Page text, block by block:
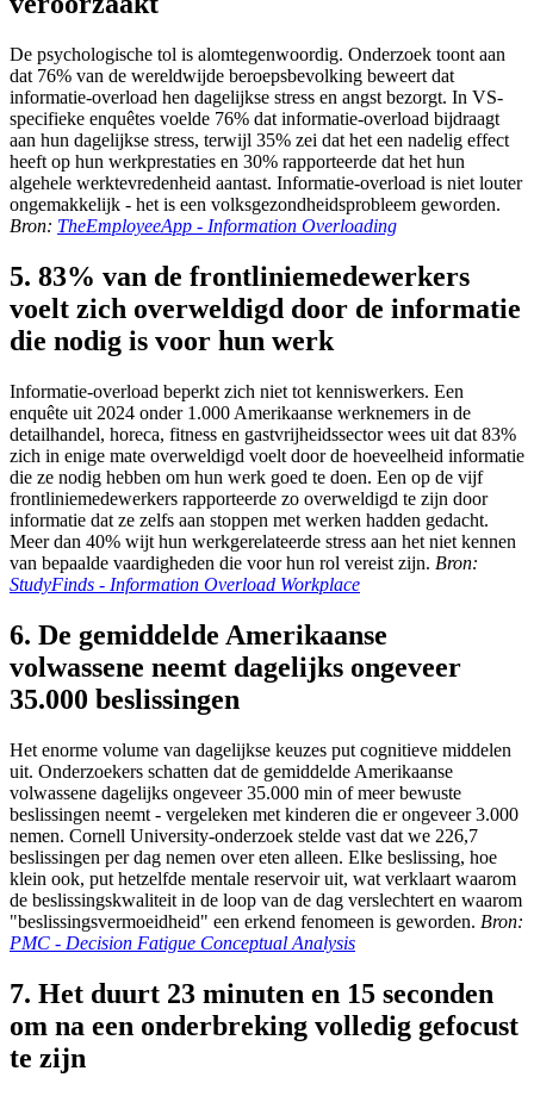
De psychologische tol is alomtegenwoordig. Onderzoek toont aan
dat 76% van de wereldwijde beroepsbevolking beweert dat
informatie-overload hen dagelijkse stress en angst bezorgt. In VS-
specifieke enquêtes voelde 76% dat informatie-overload bijdraagt
aan hun dagelijkse stress, terwijl 35% zei dat het een nadelig effect
heeft op hun werkprestaties en 30% rapporteerde dat het hun
algehele werktevredenheid aantast. Informatie-overload is niet louter
ongemakkelijk - het is een volksgezondheidsprobleem geworden.
Bron: TheEmployeeApp - Information Overloading
5. 83% van de frontliniemedewerkers
voelt zich overweldigd door de informatie
die nodig is voor hun werk
Informatie-overload beperkt zich niet tot kenniswerkers. Een
enquête uit 2024 onder 1.000 Amerikaanse werknemers in de
detailhandel, horeca, fitness en gastvrijheidssector wees uit dat 83%
zich in enige mate overweldigd voelt door de hoeveelheid informatie
die ze nodig hebben om hun werk goed te doen. Een op de vijf
frontliniemedewerkers rapporteerde zo overweldigd te zijn door
informatie dat ze zelfs aan stoppen met werken hadden gedacht.
Meer dan 40% wijt hun werkgerelateerde stress aan het niet kennen
van bepaalde vaardigheden die voor hun rol vereist zijn. Bron:
StudyFinds - Information Overload Workplace
6. De gemiddelde Amerikaanse
volwassene neemt dagelijks ongeveer
35.000 beslissingen
Het enorme volume van dagelijkse keuzes put cognitieve middelen
uit. Onderzoekers schatten dat de gemiddelde Amerikaanse
volwassene dagelijks ongeveer 35.000 min of meer bewuste
beslissingen neemt - vergeleken met kinderen die er ongeveer 3.000
nemen. Cornell University-onderzoek stelde vast dat we 226,7
beslissingen per dag nemen over eten alleen. Elke beslissing, hoe
klein ook, put hetzelfde mentale reservoir uit, wat verklaart waarom
de beslissingskwaliteit in de loop van de dag verslechtert en waarom
"beslissingsvermoeidheid" een erkend fenomeen is geworden. Bron:
PMC - Decision Fatigue Conceptual Analysis
7. Het duurt 23 minuten en 15 seconden
om na een onderbreking volledig gefocust
te zijn